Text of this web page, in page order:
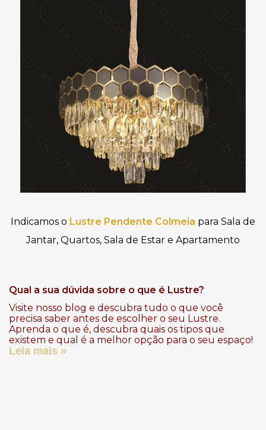
Indicamos o Lustre Pendente Colmeia para Sala de
Jantar, Quartos, Sala de Estar e Apartamento
Qual a sua dúvida sobre o que é Lustre?
Visite nosso blog e descubra tudo o que você
precisa saber antes de escolher o seu Lustre.
Aprenda o que é, descubra quais os tipos que
existem e qual é a melhor opção para o seu espaço!
Leia mais »